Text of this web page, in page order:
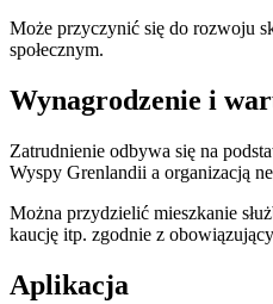
Może przyczynić się do rozwoju
społecznym.
Wynagrodzenie i
Zatrudnienie odbywa się na
Wyspy Grenlandii a organizacją
Można przydzielić mieszkanie
kaucję itp. zgodnie z
Aplikacja